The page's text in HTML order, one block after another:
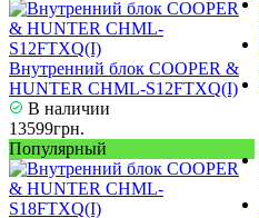
Внутренний блок COOPER &
HUNTER CHML-S12FTXQ(I)
В наличии
13599грн.
Популярный